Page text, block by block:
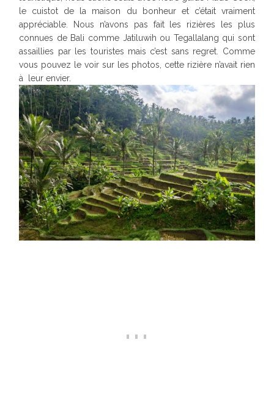
le cuistot de la maison du bonheur et c’était vraiment
appréciable. Nous n’avons pas fait les rizières les plus
connues de Bali comme Jatiluwih ou Tegallalang qui sont
assaillies par les touristes mais c’est sans regret. Comme
vous pouvez le voir sur les photos, cette rizière n’avait rien
à leur envier.